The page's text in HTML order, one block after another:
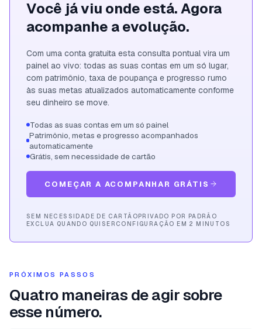
Você já viu onde está. Agora
acompanhe a evolução.
Com uma conta gratuita esta consulta pontual vira um
painel ao vivo: todas as suas contas em um só lugar,
com patrimônio, taxa de poupança e progresso rumo
às suas metas atualizados automaticamente conforme
seu dinheiro se move.
Todas as suas contas em um só painel
Patrimônio, metas e progresso acompanhados
automaticamente
Grátis, sem necessidade de cartão
COMEÇAR A ACOMPANHAR GRÁTIS
SEM NECESSIDADE DE CARTÃOPRIVADO POR PADRÃO
EXCLUA QUANDO QUISER CONFIGURAÇÃO EM 2 MINUTOS
PRÓXIMOS PASSOS
Quatro maneiras de agir sobre
esse número.